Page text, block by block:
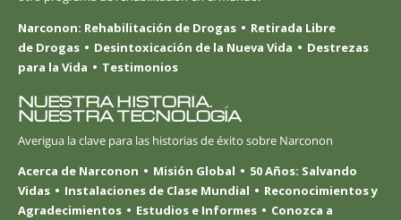
Narconon: Rehabilitación de Drogas
Retirada Libre
de Drogas
Desintoxicación de la Nueva Vida
Destrezas
para la Vida
Testimonios
NUESTRA HISTORIA.
NUESTRA TECNOLOGÍA
Averigua la clave para las historias de éxito sobre Narconon
Acerca de Narconon
Misión Global
50 Años: Salvando
Vidas
Instalaciones de Clase Mundial
Reconocimientos y
Agradecimientos
Estudios e Informes
Conozca a